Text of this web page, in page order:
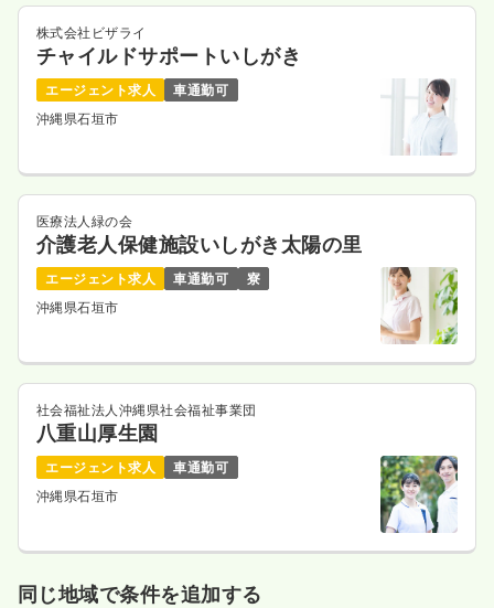
株式会社ビザライ
チャイルドサポートいしがき
エージェント求人
車通勤可
沖縄県石垣市
医療法人緑の会
介護老人保健施設いしがき太陽の里
エージェント求人 車通勤可
寮
沖縄県石垣市
社会福祉法人沖縄県社会福祉事業団
八重山厚生園
エージェント求人
車通勤可
沖縄県石垣市
同じ地域で条件を追加する